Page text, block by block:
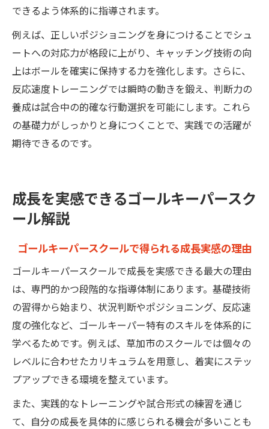
できるよう体系的に指導されます。
例えば、正しいポジショニングを身につけることでシュ
ートへの対応力が格段に上がり、キャッチング技術の向
上はボールを確実に保持する力を強化します。さらに、
反応速度トレーニングでは瞬時の動きを鍛え、判断力の
養成は試合中の的確な行動選択を可能にします。これら
の基礎力がしっかりと身につくことで、実践での活躍が
期待できるのです。
成長を実感できるゴールキーパースク
ール解説
ゴールキーパースクールで得られる成長実感の理由
ゴールキーパースクールで成長を実感できる最大の理由
は、専門的かつ段階的な指導体制にあります。基礎技術
の習得から始まり、状況判断やポジショニング、反応速
度の強化など、ゴールキーパー特有のスキルを体系的に
学べるためです。例えば、草加市のスクールでは個々の
レベルに合わせたカリキュラムを用意し、着実にステッ
プアップできる環境を整えています。
また、実践的なトレーニングや試合形式の練習を通じ
て、自分の成長を具体的に感じられる機会が多いことも